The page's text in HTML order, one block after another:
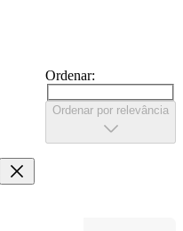
Ordenar:
Ordenar por relevância